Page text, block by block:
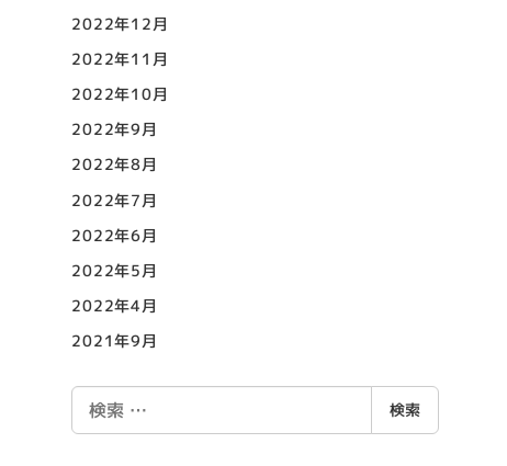
2022年12月
2022年11月
2022年10月
2022年9月
2022年8月
2022年7月
2022年6月
2022年5月
2022年4月
2021年9月
索
検索